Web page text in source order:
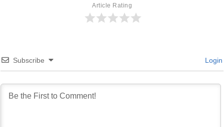
Article Rating
Subscribe Login